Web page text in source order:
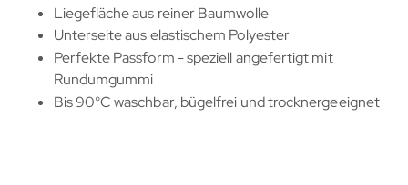
Liegefläche aus reiner Baumwolle
Unterseite aus elastischem Polyester
Perfekte Passform - speziell angefertigt mit
Rundumgummi
Bis 90°C waschbar, bügelfrei und trocknergeeignet